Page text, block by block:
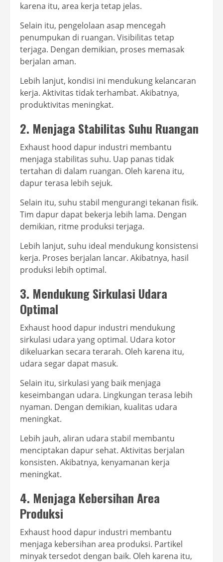
karena itu, area kerja tetap jelas.
Selain itu, pengelolaan asap mencegah
penumpukan di ruangan. Visibilitas tetap
terjaga. Dengan demikian, proses memasak
berjalan aman.
Lebih lanjut, kondisi ini mendukung kelancaran
kerja. Aktivitas tidak terhambat. Akibatnya,
produktivitas meningkat.
2. Menjaga Stabilitas Suhu Ruangan
Exhaust hood dapur industri membantu
menjaga stabilitas suhu. Uap panas tidak
tertahan di dalam ruangan. Oleh karena itu,
dapur terasa lebih sejuk.
Selain itu, suhu stabil mengurangi tekanan fisik.
Tim dapur dapat bekerja lebih lama. Dengan
demikian, ritme produksi terjaga.
Lebih lanjut, suhu ideal mendukung konsistensi
kerja. Proses berjalan lancar. Akibatnya, hasil
produksi lebih optimal.
3. Mendukung Sirkulasi Udara
Optimal
Exhaust hood dapur industri mendukung
sirkulasi udara yang optimal. Udara kotor
dikeluarkan secara terarah. Oleh karena itu,
udara segar dapat masuk.
Selain itu, sirkulasi yang baik menjaga
keseimbangan udara. Lingkungan terasa lebih
nyaman. Dengan demikian, kualitas udara
meningkat.
Lebih jauh, aliran udara stabil membantu
menciptakan dapur sehat. Aktivitas berjalan
konsisten. Akibatnya, kenyamanan kerja
meningkat.
4. Menjaga Kebersihan Area
Produksi
Exhaust hood dapur industri membantu
menjaga kebersihan area produksi. Partikel
minyak tersedot dengan baik. Oleh karena itu,